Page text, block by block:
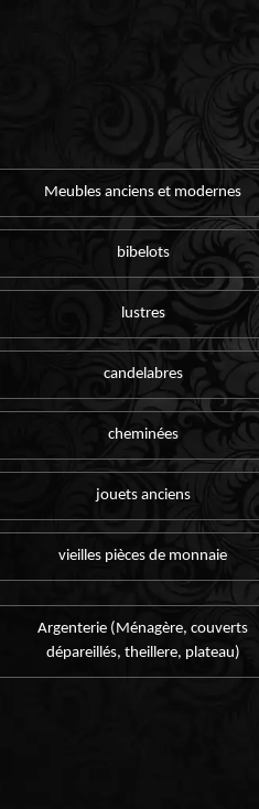
Meubles anciens et modernes
bibelots
lustres
candelabres
cheminées
jouets anciens
vieilles pièces de monnaie
Argenterie (Ménagère, couverts
dépareillés, theillere, plateau)